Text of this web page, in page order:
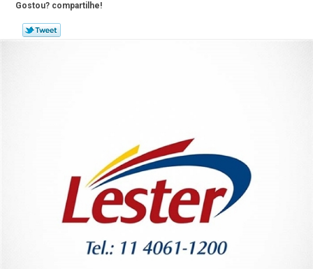
Gostou? compartilhe!